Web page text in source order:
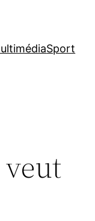
Sport
veut